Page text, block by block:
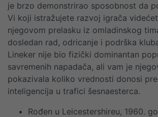
je brzo demonstrirao sposobnost da
Vi koji istražujete razvoj igrača
njegovom prelasku iz omladinskog
dosledan rad, odricanje i podrška
Lineker nije bio fizički dominantan
savremenih napadača, ali vam je
pokazivala koliko vrednosti donosi
inteligencija u trafici šesnaesterca.
Rođen u Leicestershireu, 1960.